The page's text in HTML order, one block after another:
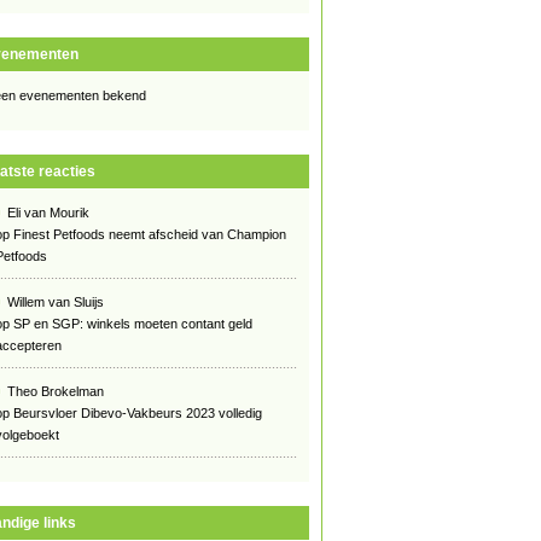
evenementen bekend
reacties
Eli van Mourik
Finest Petfoods neemt afscheid van Champion
Willem van Sluijs
SP en SGP: winkels moeten contant geld
Theo Brokelman
Beursvloer Dibevo-Vakbeurs 2023 volledig
links